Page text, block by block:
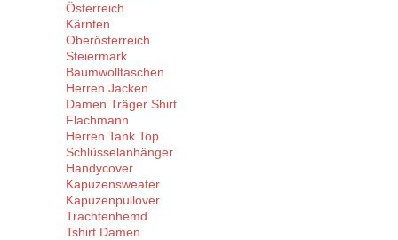
Österreich
Kärnten
Oberösterreich
Steiermark
Baumwolltaschen
Herren Jacken
Damen Träger Shirt
Flachmann
Herren Tank Top
Schlüsselanhänger
Handycover
Kapuzensweater
Kapuzenpullover
Trachtenhemd
Tshirt Damen